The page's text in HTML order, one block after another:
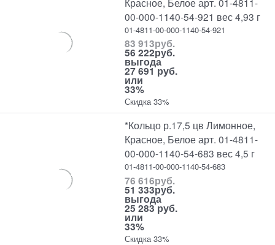
00-000-1140-54-921 вес 4,93 г
01-4811-00-000-1140-54-921
83 913руб.
56 222руб.
выгода
27 691 руб.
или
33%
Скидка 33%
*Кольцо р.17,5 цв Лимонное,
Красное, Белое арт. 01-4811-
00-000-1140-54-683 вес 4,5 г
01-4811-00-000-1140-54-683
76 616руб.
51 333руб.
выгода
25 283 руб.
или
33%
Скидка 33%